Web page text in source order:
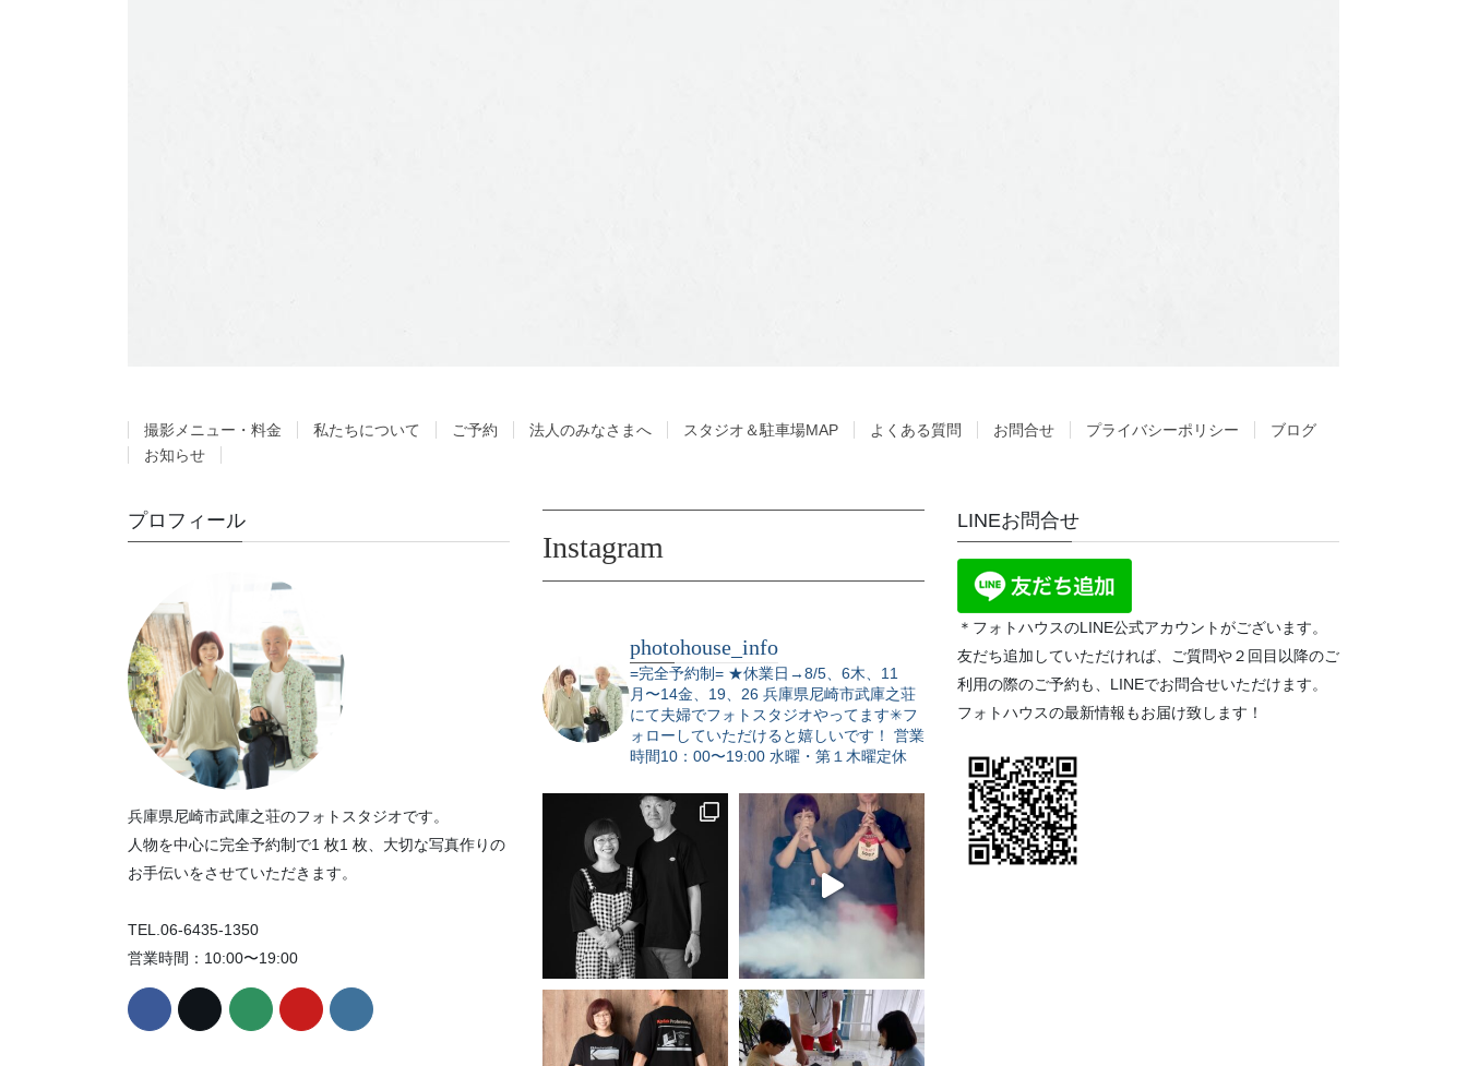
撮影メニュー・料金 私たちについて ご予約 法人のみなさまへ スタジオ＆駐車場MAP よくある質問 お問合せ プライバシーポリシー
ブログ
お知らせ
プロフィール
兵庫県尼崎市武庫之荘のフォトスタジオです。
人物を中心に完全予約制で1 枚1 枚、大切な写真作りの
お手伝いをさせていただきます。
TEL.06-6435-1350
営業時間：10:00〜19:00
Instagram
photohouse_info
=完全予約制= ★休業日→8/5、6木、11
月〜14金、19、26 兵庫県尼崎市武庫之荘
にて夫婦でフォトスタジオやってます✳︎フ
ォローしていただけると嬉しいです！ 営業
時間10：00〜19:00 水曜・第１木曜定休
LINEお問合せ
＊フォトハウスのLINE公式アカウントがございます。
友だち追加していただければ、ご質問や２回目以降のご
利用の際のご予約も、LINEでお問合せいただけます。
フォトハウスの最新情報もお届け致します！